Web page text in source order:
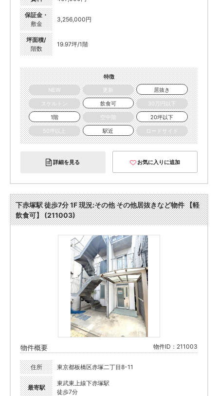
保証金・
敷金
3,256,000円
坪面積/
階数
19.97坪/1階
特徴
NEW
更新
居抜き
スケルトン
飲食可
30万円以下
1階
空中階
20坪以下
50坪以上
駅近 ロードサイド
詳細を見る お気に入りに追加
下赤塚駅 徒歩7分 1F 現況:その他 その他居抜きなど物件 【軽
飲食可】 (211003)
物件概要 物件ID：211003
住所 東京都板橋区赤塚二丁目8-11
最寄駅
東武東上線下赤塚駅
徒歩7分